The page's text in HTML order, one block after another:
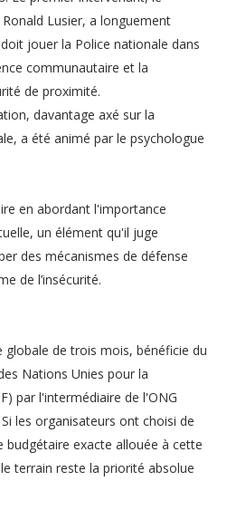
Lusier, a longuement
jouer la Police nationale dans
communautaire et la
de proximité.
davantage axé sur la
a été animé par le psychologue
en abordant l'importance
un élément qu'il juge
des mécanismes de défense
de l’insécurité.
globale de trois mois, bénéficie du
Nations Unies pour la
par l'intermédiaire de l'ONG
les organisateurs ont choisi de
budgétaire exacte allouée à cette
terrain reste la priorité absolue